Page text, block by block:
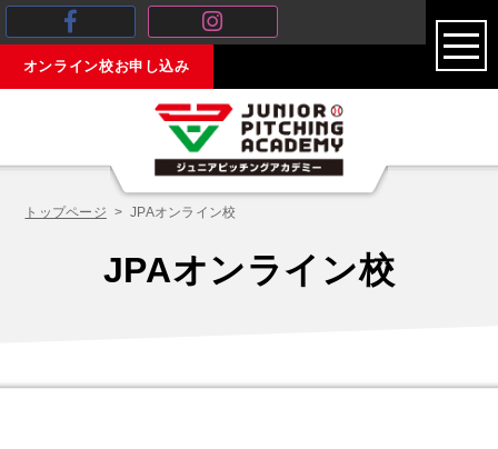
オンライン校お申し込み
toggle
トップページ JPAオンライン校
JPAオンライン校